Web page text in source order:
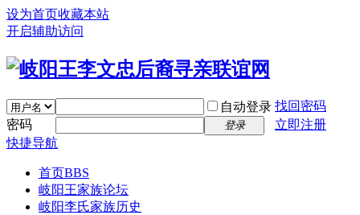
设为首页收藏本站
开启辅助访问
自动登录 找回密码
密码
登录
立即注册
快捷导航
首页BBS
岐阳王家族论坛
岐阳李氏家族历史